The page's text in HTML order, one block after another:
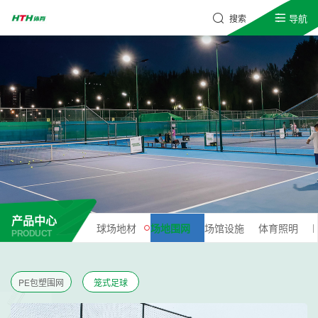
搜索 导航
产品中心
PRODUCT 球场地材 场地围网 场馆设施 体育照明
PE包塑围网 笼式足球